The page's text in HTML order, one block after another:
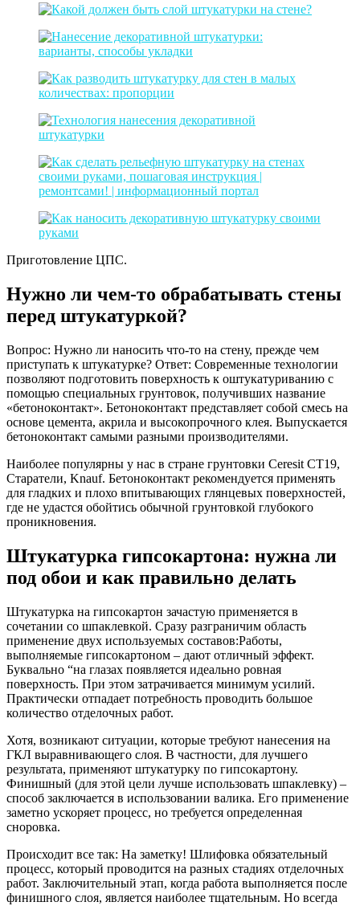
Приготовление ЦПС.
Нужно ли чем-то обрабатывать стены
перед штукатуркой?
Вопрос: Нужно ли наносить что-то на стену, прежде чем
приступать к штукатурке? Ответ: Современные технологии
позволяют подготовить поверхность к оштукатуриванию с
помощью специальных грунтовок, получивших название
«бетоноконтакт». Бетоноконтакт представляет собой смесь на
основе цемента, акрила и высокопрочного клея. Выпускается
бетоноконтакт самыми разными производителями.
Наиболее популярны у нас в стране грунтовки Ceresit CT19,
Старатели, Knauf. Бетоноконтакт рекомендуется применять
для гладких и плохо впитывающих глянцевых поверхностей,
где не удастся обойтись обычной грунтовкой глубокого
проникновения.
Штукатурка гипсокартона: нужна ли
под обои и как правильно делать
Штукатурка на гипсокартон зачастую применяется в
сочетании со шпаклевкой. Сразу разграничим область
применение двух используемых составов:Работы,
выполняемые гипсокартоном – дают отличный эффект.
Буквально “на глазах появляется идеально ровная
поверхность. При этом затрачивается минимум усилий.
Практически отпадает потребность проводить большое
количество отделочных работ.
Хотя, возникают ситуации, которые требуют нанесения на
ГКЛ выравнивающего слоя. В частности, для лучшего
результата, применяют штукатурку по гипсокартону.
Финишный (для этой цели лучше использовать шпаклевку) –
способ заключается в использовании валика. Его применение
заметно ускоряет процесс, но требуется определенная
сноровка.
Происходит все так: На заметку! Шлифовка обязательный
процесс, который проводится на разных стадиях отделочных
работ. Заключительный этап, когда работа выполняется после
финишного слоя, является наиболее тщательным. Но всегда